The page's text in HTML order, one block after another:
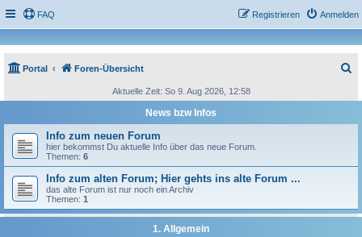
FAQ Anmelden
Registrieren
Portal Foren-Übersicht
h
Aktuelle Zeit: So 9. Aug 2026, 12:58
News bzw Infos
Info zum neuen Forum
hier bekommst Du aktuelle Info über das neue Forum.
Themen: 6
Info zum alten Forum; Hier gehts ins alte Forum ...
das alte Forum ist nur noch ein Archiv
Themen: 1
1. Allgemein